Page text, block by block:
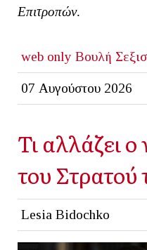
Επιτροπών.
web only Βουλή
07 Αυγούστου 2026
Τι αλλάζει
του Στρατού
Lesia Bidochko